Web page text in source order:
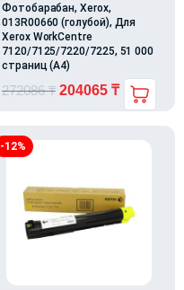
Фотобарабан, Xerox,
013R00660 (голубой), Для
Xerox WorkCentre
7120/7125/7220/7225, 51 000
страниц (А4)
272086₸ 204065 ₸
-12%